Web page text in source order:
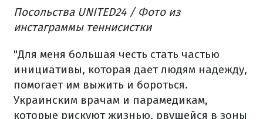
Посольства UNITED24 / Фото из
инстаграммы теннисистки
"Для меня большая честь стать частью
инициативы, которая дает людям надежду,
помогает им выжить и бороться.
Украинским врачам и парамедикам,
которые рискуют жизнью, рвущейся в зоны